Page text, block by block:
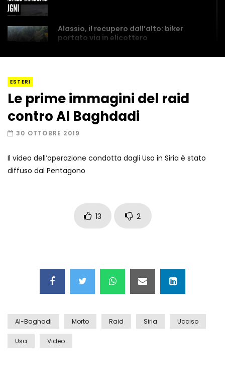
Alassio, il recupero dall’alto: biker
portato via in elicottero
Un metro di neve in poche ore a Prato
Nevoso
Lucca, blitz della Finanza nello studio
Maschere e lusso fake: blitz nella villa-
Gioia Tauro, carico esplosivo in un
container: il momento in cui viene fatto
brillare
ESTERI
Le prime immagini del raid
contro Al Baghdadi
30 OTTOBRE 2019
Il video dell’operazione condotta dagli Usa in Siria è stato
diffuso dal Pentagono
13 2
Al-Baghadi Morto Raid Siria Ucciso
Usa Video